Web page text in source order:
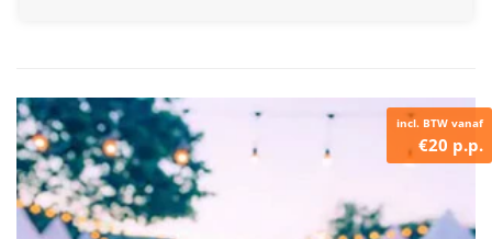
incl. BTW vanaf
€20 p.p.